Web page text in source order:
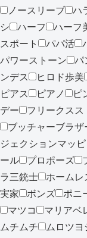
ノースリーブ
ハ
シ
ハーフ ハーフ
スポート
パパ活
パワーストーン
パ
ンデス
ヒロド歩美
ピアス
ピアノ ピ
デー
フリークスス
ブッチャーブラザ
ジェクションマッ
ール
プロポーズ
ラ三銃士
ホームレ
実家
ボンズ ポニ
マツコ
マリアベ
ムチムチ
ムロツヨ